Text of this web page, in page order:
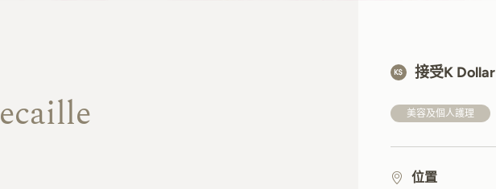
接受K Dollar
美容及個人護理
位置